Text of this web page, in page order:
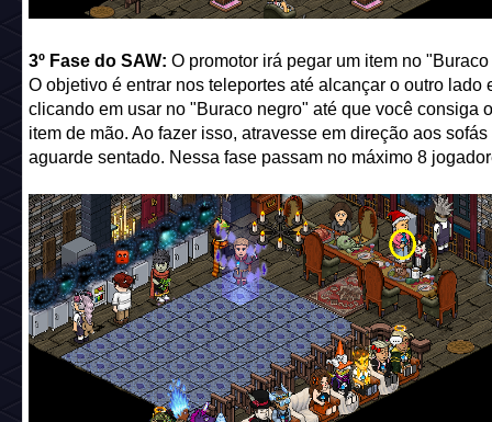
3º Fase do SAW: O promotor irá pegar um item no
O objetivo é entrar nos teleportes até alcançar o outro lado
clicando em usar no "Buraco negro" até que você consiga
item de mão. Ao fazer isso, atravesse em direção aos sofás
aguarde sentado. Nessa fase passam no máximo 8